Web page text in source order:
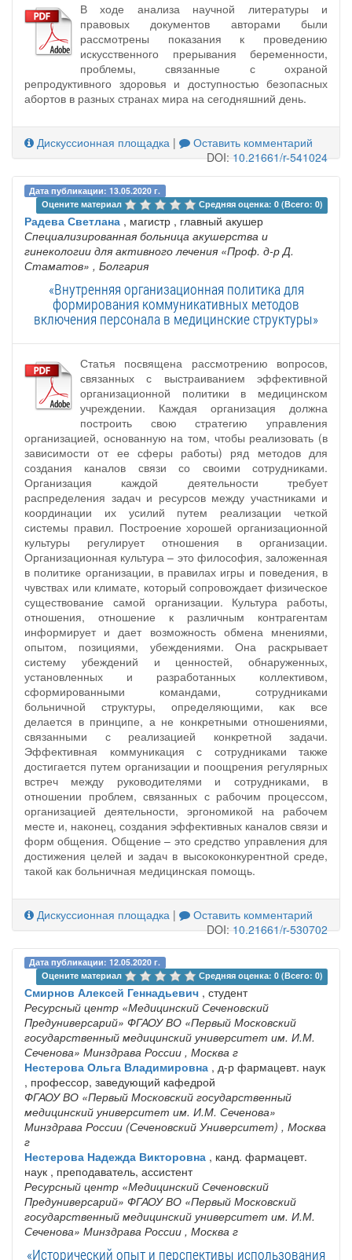
В ходе анализа научной литературы и
правовых документов авторами были
рассмотрены показания к проведению
искусственного прерывания беременности,
проблемы, связанные с охраной
репродуктивного здоровья и доступностью безопасных
абортов в разных странах мира на сегодняшний день.
Дискуссионная площадка |
Оставить комментарий
DOI:10.21661/r-541024
Дата публикации: 13.05.2020 г.
Оцените материал
Средняя оценка: 0 (Всего: 0)
Радева Светлана , магистр , главный акушер
Специализированная больница акушерства и
гинекологии для активного лечения «Проф. д-р Д.
Стаматов» , Болгария
«Внутренняя организационная политика для
формирования коммуникативных методов
включения персонала в медицинские структуры»
Статья посвящена рассмотрению вопросов,
связанных с выстраиванием эффективной
организационной политики в медицинском
учреждении. Каждая организация должна
построить свою стратегию управления
организацией, основанную на том, чтобы реализовать (в
зависимости от ее сферы работы) ряд методов для
создания каналов связи со своими сотрудниками.
Организация каждой деятельности требует
распределения задач и ресурсов между участниками и
координации их усилий путем реализации четкой
системы правил. Построение хорошей организационной
культуры регулирует отношения в организации.
Организационная культура – это философия, заложенная
в политике организации, в правилах игры и поведения, в
чувствах или климате, который сопровождает физическое
существование самой организации. Культура работы,
отношения, отношение к различным контрагентам
информирует и дает возможность обмена мнениями,
опытом, позициями, убеждениями. Она раскрывает
систему убеждений и ценностей, обнаруженных,
установленных и разработанных коллективом,
сформированными командами, сотрудниками
больничной структуры, определяющими, как все
делается в принципе, а не конкретными отношениями,
связанными с реализацией конкретной задачи.
Эффективная коммуникация с сотрудниками также
достигается путем организации и поощрения регулярных
встреч между руководителями и сотрудниками, в
отношении проблем, связанных с рабочим процессом,
организацией деятельности, эргономикой на рабочем
месте и, наконец, создания эффективных каналов связи и
форм общения. Общение – это средство управления для
достижения целей и задач в высококонкурентной среде,
такой как больничная медицинская помощь.
Дискуссионная площадка |
Оставить комментарий
DOI:10.21661/r-530702
Дата публикации: 12.05.2020 г.
Оцените материал
Средняя оценка: 0 (Всего: 0)
Смирнов Алексей Геннадьевич , студент
Ресурсный центр «Медицинский Сеченовский
Предуниверсарий» ФГАОУ ВО «Первый Московский
государственный медицинский университет им. И.М.
Сеченова» Минздрава России , Москва г
Нестерова Ольга Владимировна , д-р фармацевт. наук
, профессор, заведующий кафедрой
ФГАОУ ВО «Первый Московский государственный
медицинский университет им. И.М. Сеченова»
Минздрава России (Сеченовский Университет) , Москва
г
Нестерова Надежда Викторовна , канд. фармацевт.
наук , преподаватель, ассистент
Ресурсный центр «Медицинский Сеченовский
Предуниверсарий» ФГАОУ ВО «Первый Московский
государственный медицинский университет им. И.М.
Сеченова» Минздрава России , Москва г
«Исторический опыт и перспективы использования